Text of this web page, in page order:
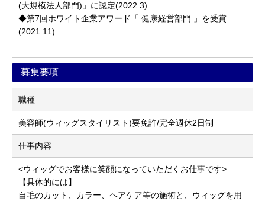
(大規模法人部門)」に認定(2022.3)
◆第7回ホワイト企業アワード「 健康経営部門 」を受賞
(2021.11)
募集要項
職種
美容師(ウィッグスタイリスト)要免許/完全週休2日制
仕事内容
<ウィッグでお客様に笑顔になっていただくお仕事です>
【具体的には】
自毛のカット、カラー、ヘアケア等の施術と、ウィッグを用